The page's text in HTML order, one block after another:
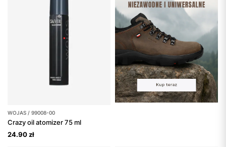
WOJAS / 99008-00
Crazy oil atomizer 75 ml
24.90 zł